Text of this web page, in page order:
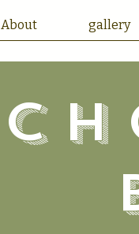
About gallery